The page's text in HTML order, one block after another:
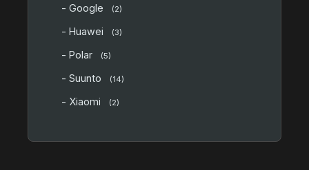
- Google (2)
- Huawei (3)
- Polar (5)
- Suunto (14)
- Xiaomi (2)